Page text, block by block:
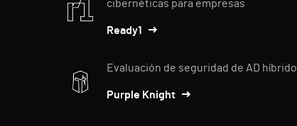
cibernéticas para empresas
Ready1
Evaluación de seguridad de AD híbrido
Purple Knight